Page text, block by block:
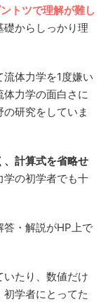
トツで理解が難し
礎からしっかり理
体力学を1度嫌い
力学の面白さに
研究をしていま
、計算式を省略せ
学の初学者でも十
答・解説がHP上で
たり、数値だけ
学者にとってた